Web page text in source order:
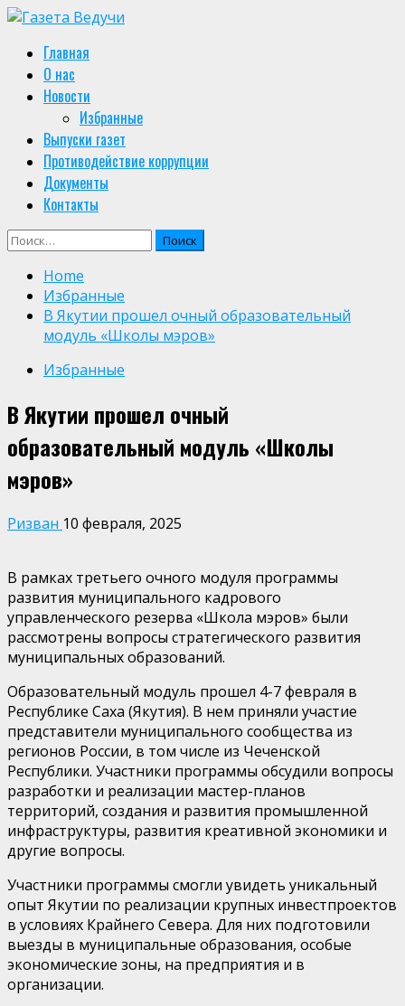
Skip
content
Primary
Menu
Главная
О нас
Новости
Избранные
Выпуски газет
Противодействие коррупции
Документы
Контакты
Найти:
Home
Избранные
В Якутии прошел очный образовательный
модуль «Школы мэров»
Избранные
В Якутии прошел очный
образовательный модуль «Школы
мэров»
Ризван 10 февраля, 2025
В рамках третьего очного модуля программы
развития муниципального кадрового
управленческого резерва «Школа мэров» были
рассмотрены вопросы стратегического развития
муниципальных образований.
Образовательный модуль прошел 4-7 февраля в
Республике Саха (Якутия). В нем приняли участие
представители муниципального сообщества из
регионов России, в том числе из Чеченской
Республики. Участники программы обсудили вопросы
разработки и реализации мастер-планов
территорий, создания и развития промышленной
инфраструктуры, развития креативной экономики и
другие вопросы.
Участники программы смогли увидеть уникальный
опыт Якутии по реализации крупных инвестпроектов
в условиях Крайнего Севера. Для них подготовили
выезды в муниципальные образования, особые
экономические зоны, на предприятия и в
организации.